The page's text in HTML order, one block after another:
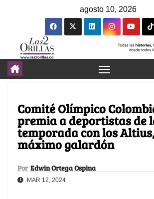
agosto 10, 2026
Comité Olímpico
premia a deportistas de
temporada con los
máximo galardón
Por Edwin Ortega Ospina
MAR 12, 2024